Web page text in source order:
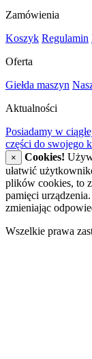
Zamówienia
Koszyk Regulamin
Oferta
Giełda maszyn
Aktualności
Posiadamy w
części do swojego
× Cookies!
ułatwić
plików cookies, to
pamięci
zmieniając
Wszelkie prawa